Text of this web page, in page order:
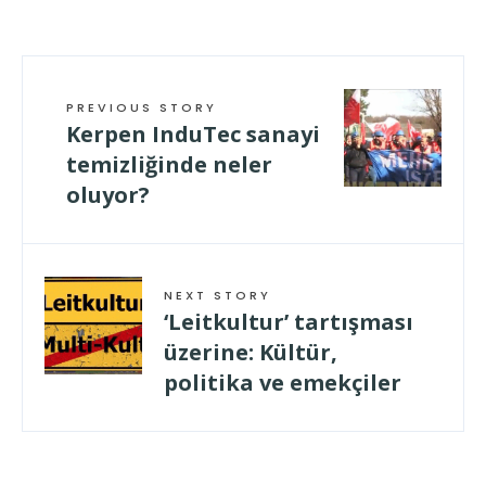
PREVIOUS STORY
Kerpen InduTec sanayi
temizliğinde neler
oluyor?
NEXT STORY
‘Leitkultur’ tartışması
üzerine: Kültür,
politika ve emekçiler